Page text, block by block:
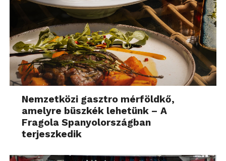
Nemzetközi gasztro mérföldkő,
amelyre büszkék lehetünk – A
Fragola Spanyolországban
terjeszkedik